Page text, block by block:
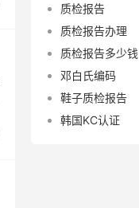
质检报告
质检报告办理
质检报告多少钱
邓白氏编码
鞋子质检报告
韩国KC认证